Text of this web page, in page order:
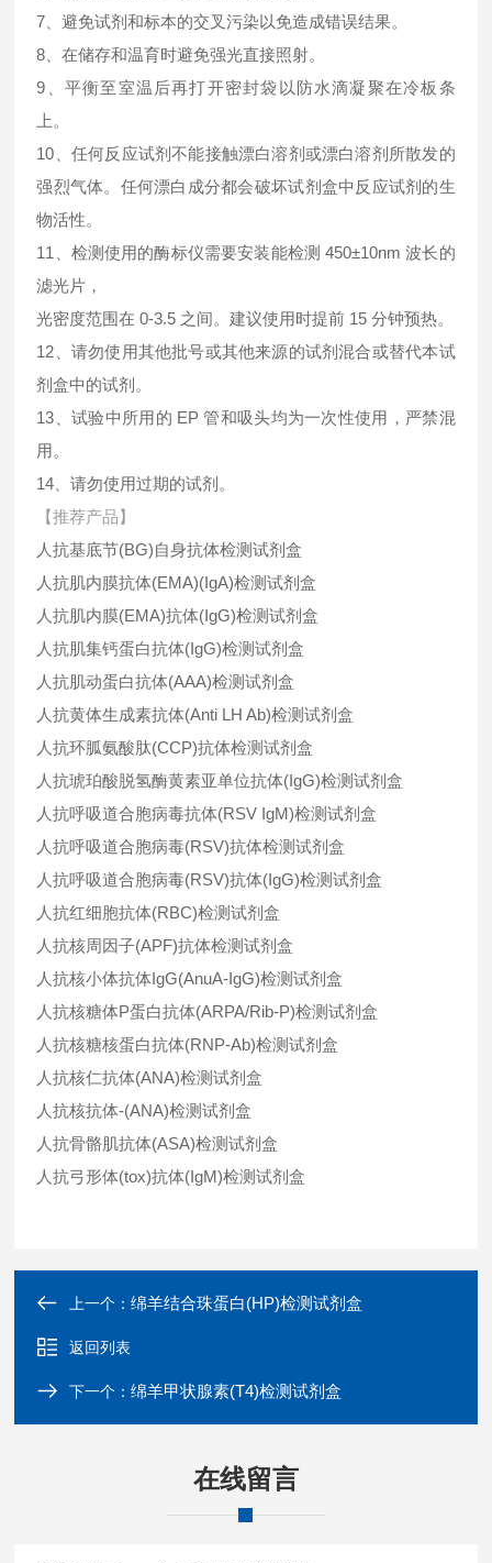
7、避免试剂和标本的交叉污染以免造成错误结果。
8、在储存和温育时避免强光直接照射。
9、平衡至室温后再打开密封袋以防水滴凝聚在冷板条
上。
10、任何反应试剂不能接触漂白溶剂或漂白溶剂所散发的
强烈气体。任何漂白成分都会破坏试剂盒中反应试剂的生
物活性。
11、检测使用的酶标仪需要安装能检测 450±10nm 波长的
滤光片，
光密度范围在 0-3.5 之间。建议使用时提前 15 分钟预热。
12、请勿使用其他批号或其他来源的试剂混合或替代本试
剂盒中的试剂。
13、试验中所用的 EP 管和吸头均为一次性使用，严禁混
用。
14、请勿使用过期的试剂。
【推荐产品】
人抗基底节(BG)自身抗体检测试剂盒
人抗肌内膜抗体(EMA)(IgA)检测试剂盒
人抗肌内膜(EMA)抗体(IgG)检测试剂盒
人抗肌集钙蛋白抗体(IgG)检测试剂盒
人抗肌动蛋白抗体(AAA)检测试剂盒
人抗黄体生成素抗体(Anti LH Ab)检测试剂盒
人抗环胍氨酸肽(CCP)抗体检测试剂盒
人抗琥珀酸脱氢酶黄素亚单位抗体(IgG)检测试剂盒
人抗呼吸道合胞病毒抗体(RSV IgM)检测试剂盒
人抗呼吸道合胞病毒(RSV)抗体检测试剂盒
人抗呼吸道合胞病毒(RSV)抗体(IgG)检测试剂盒
人抗红细胞抗体(RBC)检测试剂盒
人抗核周因子(APF)抗体检测试剂盒
人抗核小体抗体IgG(AnuA-IgG)检测试剂盒
人抗核糖体P蛋白抗体(ARPA/Rib-P)检测试剂盒
人抗核糖核蛋白抗体(RNP-Ab)检测试剂盒
人抗核仁抗体(ANA)检测试剂盒
人抗核抗体-(ANA)检测试剂盒
人抗骨骼肌抗体(ASA)检测试剂盒
人抗弓形体(tox)抗体(IgM)检测试剂盒
上一个：绵羊结合珠蛋白(HP)检测试剂盒
返回列表
下一个：绵羊甲状腺素(T4)检测试剂盒
在线留言